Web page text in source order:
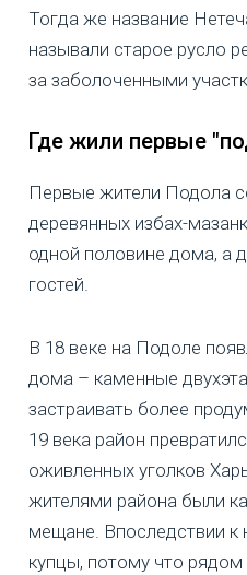
Тогда же название
называли старое русло
за заболоченными
Где жили первые
Первые жители Подола
деревянных избах-
одной половине дома, а
гостей.
В 18 веке на Подоле
дома – каменные
застраивать более
19 века район
оживленных уголков
жителями района были
мещане. Впоследствии к
купцы, потому что рядом